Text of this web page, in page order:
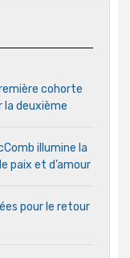
cohorte
la deuxième
illumine la
paix et d’amour
pour le retour